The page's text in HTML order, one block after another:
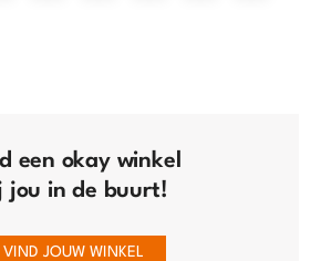
een okay winkel
jou in de buurt!
VIND JOUW WINKEL